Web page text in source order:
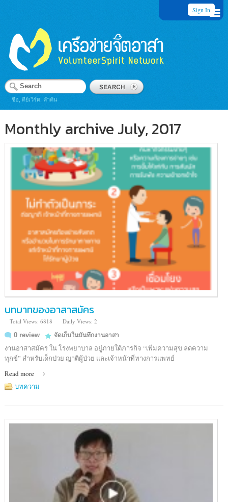
Sign In
ชื่อ, คีย์เวิร์ด, คำค้น
Monthly archive July, 2017
บทบาทของอาสาสมัคร
Total Views: 6818
Daily Views: 2
0 review
จัดเก็บในบันทึกงานอาสา
งานอาสาสมัคร ใน โรงพยาบาล อยู่ภายใต้ภารกิจ “เพิ่มความสุข ลดความ
ทุกข์” สำหรับเด็กป่วย ญาติผู้ป่วย และเจ้าหน้าที่ทางการแพทย์
Read more
บทความ